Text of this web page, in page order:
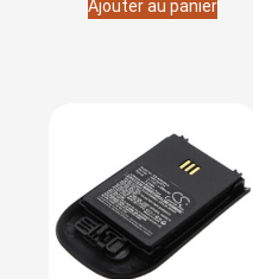
Ajouter au panier